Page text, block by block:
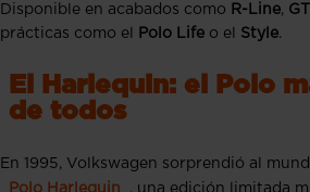
Disponible en acabados como R-Line, GTI
prácticas como el
Polo Life o el Style.
El Harlequin: el Polo
de todos
En 1995, Volkswagen sorprendió al
Polo Harlequin
, una edición limitada